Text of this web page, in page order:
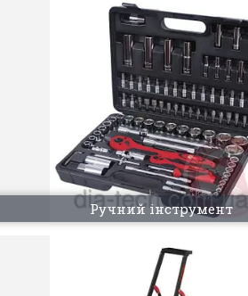
Ручний інструмент